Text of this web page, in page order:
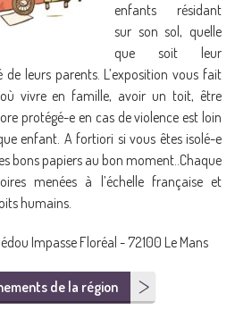
enfants résidant
sur son sol, quelle
que soit leur
leurs parents. L’exposition vous fait
vivre en famille, avoir un toit, être
protégé-e en cas de violence est loin
enfant. A fortiori si vous êtes isolé-e
bons papiers au bon moment..Chaque
menées à l’échelle française et
humains.
Impasse Floréal - 72100 Le Mans
de la région